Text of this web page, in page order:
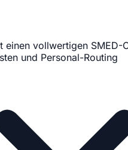
einen vollwertigen SMED-
und Personal-Routing